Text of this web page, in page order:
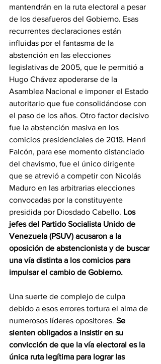
mantendrán en la ruta electoral a pesar
de los desafueros del Gobierno. Esas
recurrentes declaraciones están
influidas por el fantasma de la
abstención en las elecciones
legislativas de 2005, que le permitió a
Hugo Chávez apoderarse de la
Asamblea Nacional e imponer el Estado
autoritario que fue consolidándose con
el paso de los años. Otro factor decisivo
fue la abstención masiva en los
comicios presidenciales de 2018. Henri
Falcón, para ese momento distanciado
del chavismo, fue el único dirigente
que se atrevió a competir con Nicolás
Maduro en las arbitrarias elecciones
convocadas por la constituyente
presidida por Diosdado Cabello. Los
jefes del Partido Socialista Unido de
Venezuela (PSUV) acusaron a la
oposición de abstencionista y de buscar
una vía distinta a los comicios para
impulsar el cambio de Gobierno.
Una suerte de complejo de culpa
debido a esos errores tortura el alma de
numerosos líderes opositores. Se
sienten obligados a insistir en su
convicción de que la vía electoral es la
única ruta legítima para lograr las